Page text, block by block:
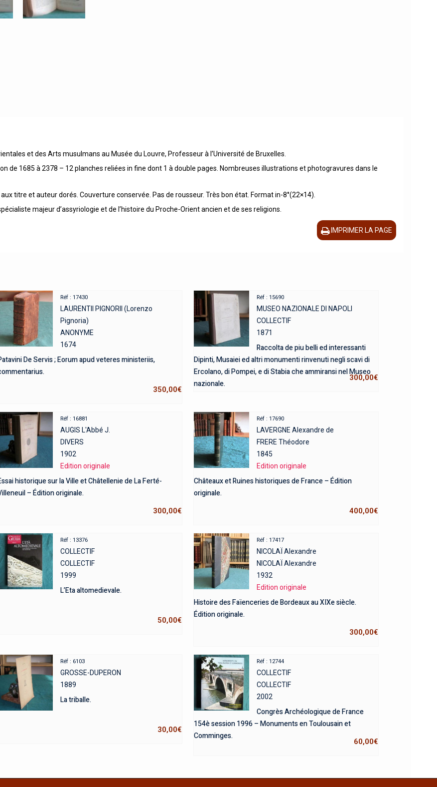
et des Arts musulmans au Musée du Louvre, Professeur à l’Université de Bruxelles.
de 1685 à 2378 – 12 planches reliées in fine dont 1 à double pages. Nombreuses illustrations et photogravures dans le
titre et auteur dorés. Couverture conservée. Pas de rousseur. Très bon état. Format in-8°(22×14).
majeur d’assyriologie et de l’histoire du Proche-Orient ancien et de ses religions.
IMPRIMER LA PAGE
Réf : 17430
LAURENTII PIGNORII (Lorenzo
Pignoria)
ANONYME
1674
De Servis ; Eorum apud veteres ministeriis,
350,00€
Réf : 15690
MUSEO NAZIONALE DI NAPOLI
COLLECTIF
1871
Raccolta de piu belli ed interessanti
Dipinti, Musaiei ed altri monumenti rinvenuti negli scavi di
Ercolano, di Pompei, e di Stabia che ammiransi nel Museo
nazionale.
300,00€
Réf : 16881
AUGIS L'Abbé J.
DIVERS
1902
Edition originale
historique sur la Ville et Châtellenie de La Ferté-
– Édition originale.
300,00€
Réf : 17690
LAVERGNE Alexandre de
FRERE Théodore
1845
Edition originale
Châteaux et Ruines historiques de France – Édition
originale.
400,00€
Réf : 13376
COLLECTIF
COLLECTIF
1999
L’Eta altomedievale.
50,00€
Réf : 17417
NICOLAÏ Alexandre
NICOLAÏ Alexandre
1932
Edition originale
Histoire des Faïenceries de Bordeaux au XIXe siècle.
Édition originale.
300,00€
Réf : 6103
GROSSE-DUPERON
1889
La triballe.
30,00€
Réf : 12744
COLLECTIF
COLLECTIF
2002
Congrès Archéologique de France
154è session 1996 – Monuments en Toulousain et
Comminges.
60,00€